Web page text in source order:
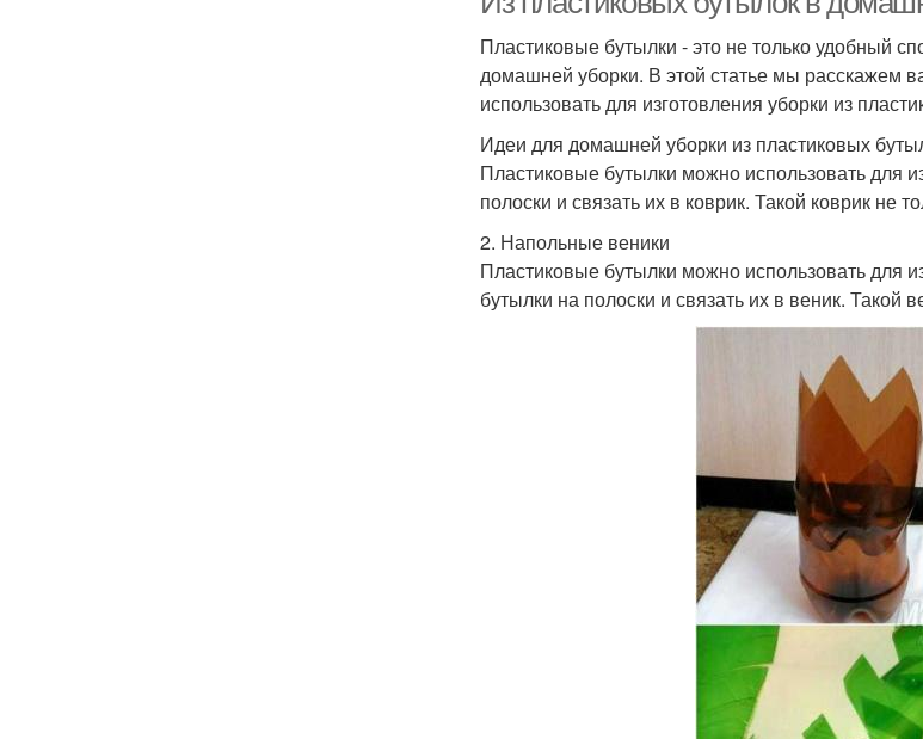
Пластиковые бутылки - это не только удобный
домашней уборки. В этой статье мы расскажем
использовать для изготовления уборки из
Идеи для домашней уборки из пластиковых
Пластиковые бутылки можно использовать для
полоски и связать их в коврик. Такой коврик не
2. Напольные веники
Пластиковые бутылки можно использовать для
бутылки на полоски и связать их в веник. Такой